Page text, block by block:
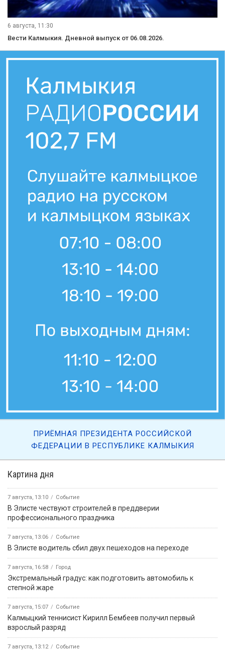
Картина дня
7 августа, 13:10 Событие
В Элисте чествуют строителей в преддверии
профессионального праздника
7 августа, 13:06 Событие
В Элисте водитель сбил двух пешеходов на переходе
7 августа, 16:58 Город
Экстремальный градус: как подготовить автомобиль к
степной жаре
7 августа, 15:07 Событие
Калмыцкий теннисист Кирилл Бембеев получил первый
взрослый разряд
7 августа, 13:12 Событие
6 августа, 11:30
Вести Калмыкия. Дневной выпуск от 06.08.2026.
ПРИЁМНАЯ ПРЕЗИДЕНТА РОССИЙСКОЙ
ФЕДЕРАЦИИ В РЕСПУБЛИКЕ КАЛМЫКИЯ